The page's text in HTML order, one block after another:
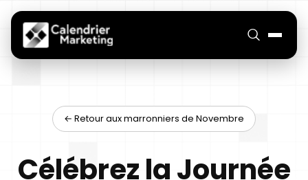
← Retour aux marronniers de Novembre
Célébrez la Journée